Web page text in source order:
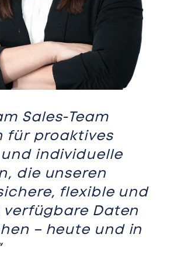
Sales-Team
für proaktives
individuelle
die unseren
flexible und
Daten
– heute und in